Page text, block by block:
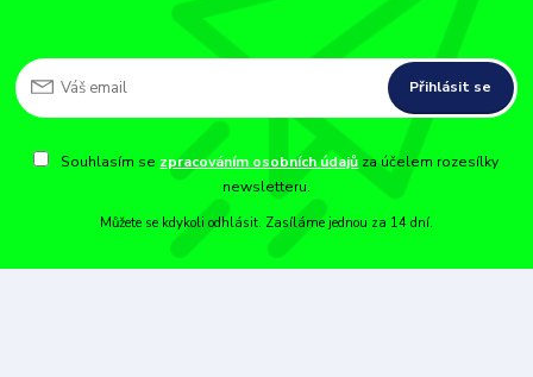
Přihlásit se
Souhlasím se zpracováním osobních údajů za účelem rozesílky
newsletteru.
Můžete se kdykoli odhlásit. Zasíláme jednou za 14 dní.